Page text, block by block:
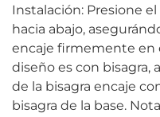
Instalación: Presione
hacia abajo,
encaje firmemente en
diseño es con bisagra,
de la bisagra encaje
bisagra de la base.